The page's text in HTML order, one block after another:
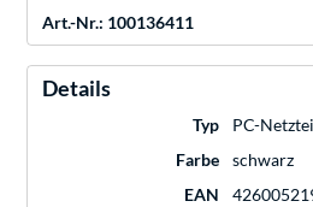
Art.-Nr.: 100136411
Details
Typ
PC-
Farbe
schwarz
EAN